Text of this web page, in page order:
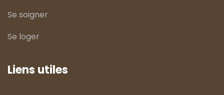
Se soigner
Se loger
Liens utiles